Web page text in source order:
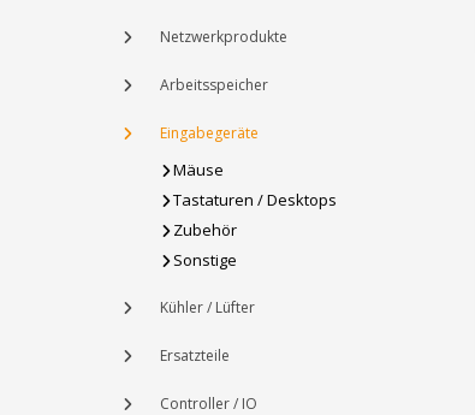
Netzwerkprodukte
Arbeitsspeicher
Eingabegeräte
Mäuse
Tastaturen / Desktops
Zubehör
Sonstige
Kühler / Lüfter
Ersatzteile
Controller / IO